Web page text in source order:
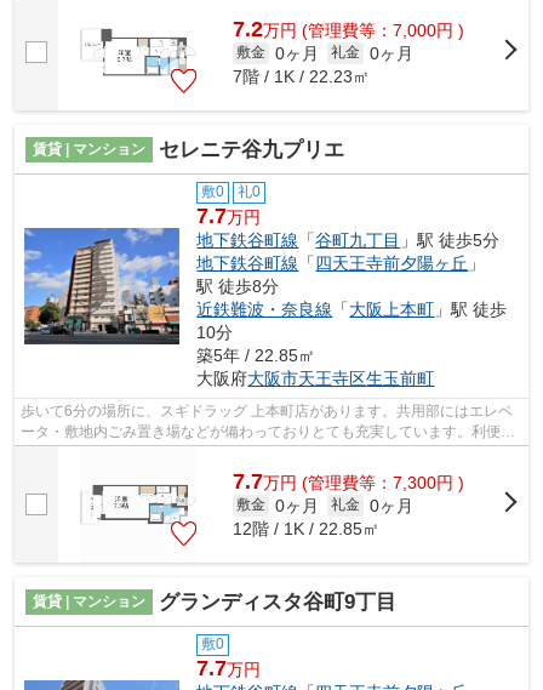
7.2万円 (管理費等：7,000円 )
敷金 0ヶ月 礼金 0ヶ月
7階 / 1K / 22.23㎡
賃貸 | マンション セレニテ谷九プリエ
敷0 礼0
7.7万円
地下鉄谷町線 「谷町九丁目 」駅 徒歩5分
地下鉄谷町線 「四天王寺前夕陽ヶ丘 」
駅 徒歩8分
近鉄難波・奈良線 「大阪上本町 」駅 徒歩
10分
築5年 / 22.85㎡
大阪府大阪市天王寺区生玉前町
歩いて6分の場所に、スギドラッグ 上本町店があります。共用部にはエレベ
ータ・敷地内ごみ置き場などが備わっておりとても充実しています。利便性
7.7万円 (管理費等：7,300円 )
敷金 0ヶ月 礼金 0ヶ月
12階 / 1K / 22.85㎡
賃貸 | マンション グランディスタ谷町9丁目
敷0
7.7万円